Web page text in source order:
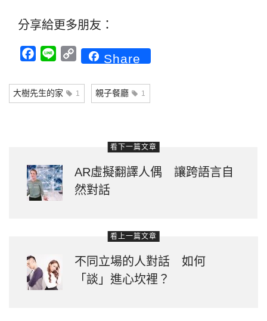
分享給更多朋友：
Facebook
Line CopyShare
大樹先生的家 1 親子餐廳 1
看下一篇文章
AR虛擬翻譯人偶 讓跨語言自
然對話
看上一篇文章
不同立場的人對話 如何
「談」進心坎裡？